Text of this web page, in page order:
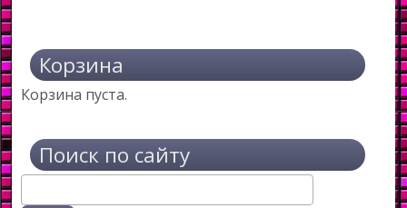
Корзина
Корзина пуста.
Поиск по сайту